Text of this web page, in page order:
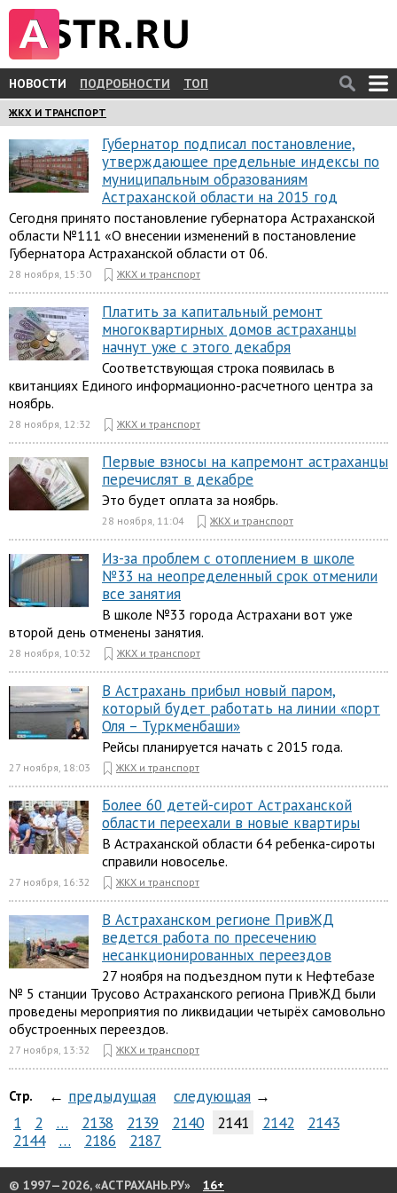
НОВОСТИ ПОДРОБНОСТИ ТОП
ЖКХ И ТРАНСПОРТ
Губернатор подписал постановление,
утверждающее предельные индексы по
муниципальным образованиям
Астраханской области на 2015 год
Сегодня принято постановление губернатора Астраханской
области №111 «О внесении изменений в постановление
Губернатора Астраханской области от 06.
28 ноября, 15:30 ЖКХ и транспорт
Платить за капитальный ремонт
многоквартирных домов астраханцы
начнут уже с этого декабря
Соответствующая строка появилась в
квитанциях Единого информационно-расчетного центра за
ноябрь.
28 ноября, 12:32 ЖКХ и транспорт
Первые взносы на капремонт астраханцы
перечислят в декабре
Это будет оплата за ноябрь.
28 ноября, 11:04 ЖКХ и транспорт
Из-за проблем с отоплением в школе
№33 на неопределенный срок отменили
все занятия
В школе №33 города Астрахани вот уже
второй день отменены занятия.
28 ноября, 10:32 ЖКХ и транспорт
В Астрахань прибыл новый паром,
который будет работать на линии «порт
Оля – Туркменбаши»
Рейсы планируется начать с 2015 года.
27 ноября, 18:03 ЖКХ и транспорт
Более 60 детей-сирот Астраханской
области переехали в новые квартиры
В Астраханской области 64 ребенка-сироты
справили новоселье.
27 ноября, 16:32 ЖКХ и транспорт
В Астраханском регионе ПривЖД
ведется работа по пресечению
несанкционированных переездов
27 ноября на подъездном пути к Нефтебазе
№ 5 станции Трусово Астраханского региона ПривЖД были
проведены мероприятия по ликвидации четырёх самовольно
обустроенных переездов.
27 ноября, 13:32 ЖКХ и транспорт
Стр. ← предыдущая следующая →
1
2 … 2138 2139 2140 2141 2142
2143
2144
… 2186 2187
© 1997—2026, «АСТРАХАНЬ.РУ» 16+